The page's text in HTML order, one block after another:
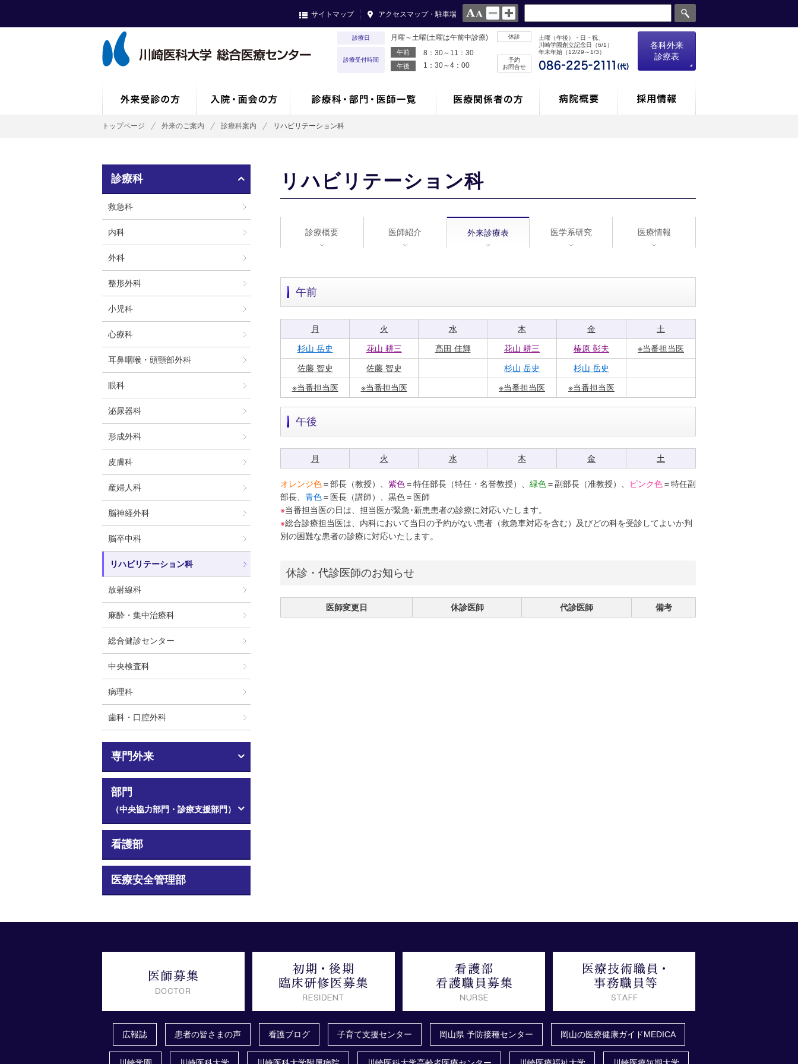
サイトマップ アクセスマップ・駐車場
診療日 月曜～土曜(土曜は午前中診療)
診療受付時間
午前 8：30～11：30
午後 1：30～4：00
休診
土曜（午後）・日・祝、
川崎学園創立記念日（6/1）
年末年始（12/29～1/3）
予約
お問合せ
各科外来
診療表
トップページ 外来のご案内 診療科案内 リハビリテーション科
リハビリテーション科
診療概要 医師紹介 外来診療表 医学系研究 医療情報
午前
月 火 水 木 金 土
杉山 岳史 花山 耕三 髙田 佳輝 花山 耕三 椿原 彰夫 ※当番担当医
佐藤 智史 佐藤 智史 杉山 岳史 杉山 岳史
※当番担当医 ※当番担当医 ※当番担当医 ※当番担当医
午後
月 火 水 木 金 土
オレンジ色＝部長（教授）、 紫色＝特任部長（特任・名誉教授）、 緑色＝副部長（准教授）、 ピンク色＝特任副
部長、 青色＝医長（講師）、黒色＝医師
※当番担当医の日は、担当医が緊急･新患患者の診療に対応いたします。
※総合診療担当医は、内科において当日の予約がない患者（救急車対応を含む）及びどの科を受診してよいか判
別の困難な患者の診療に対応いたします。
休診・代診医師のお知らせ
医師変更日 休診医師 代診医師 備考
診療科
救急科
内科
外科
整形外科
小児科
心療科
耳鼻咽喉・頭頸部外科
眼科
泌尿器科
形成外科
皮膚科
産婦人科
脳神経外科
脳卒中科
リハビリテーション科
放射線科
麻酔・集中治療科
総合健診センター
中央検査科
病理科
歯科・口腔外科
専門外来
部門
（中央協力部門・診療支援部門）
看護部
医療安全管理部
広報誌 患者の皆さまの声 看護ブログ 子育て支援センター 岡山県 予防接種センター 岡山の医療健康ガイドMEDICA